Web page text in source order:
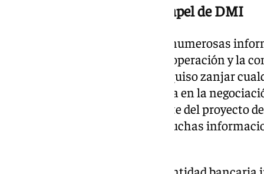
El respaldo financiero y el papel de DMI
Durante las últimas semanas, numerosas
duda la solidez financiera de la operación y la
inversores implicados. Ramos quiso zanjar
grupo mexicano DMI apareciera en la
aseguró que había formado parte del proyecto
ha estado con nosotros. Hay muchas